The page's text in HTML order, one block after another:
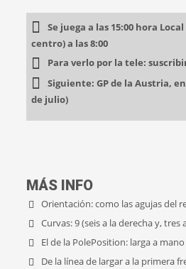
Se juega a las 15:00 hora
centro) a las 8:00
Para verlo por la tele:
Siguiente: GP de la Austria,
de julio)
MÁS INFO
Orientación: como las agujas del
Curvas: 9 (seis a la derecha y, tres
El de la PolePosition: larga a
De la línea de largar a la primera